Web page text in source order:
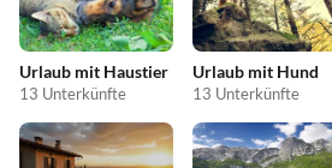
Urlaub mit Haustier
13 Unterkünfte
Urlaub mit Hund
13 Unterkünfte